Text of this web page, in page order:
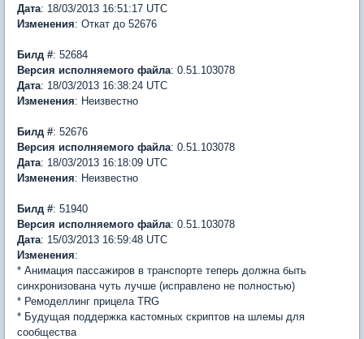
Дата: 18/03/2013 16:51:17 UTC
Изменения: Откат до 52676
Билд #: 52684
Версия исполняемого файла: 0.51.103078
Дата: 18/03/2013 16:38:24 UTC
Изменения: Неизвестно
Билд #: 52676
Версия исполняемого файла: 0.51.103078
Дата: 18/03/2013 16:18:09 UTC
Изменения: Неизвестно
Билд #: 51940
Версия исполняемого файла: 0.51.103078
Дата: 15/03/2013 16:59:48 UTC
Изменения:
* Анимация пассажиров в транспорте теперь должна быть
синхронизована чуть лучше (исправлено не полностью)
* Ремоделлинг прицела TRG
* Будущая поддержка кастомных скриптов на шлемы для
сообщества